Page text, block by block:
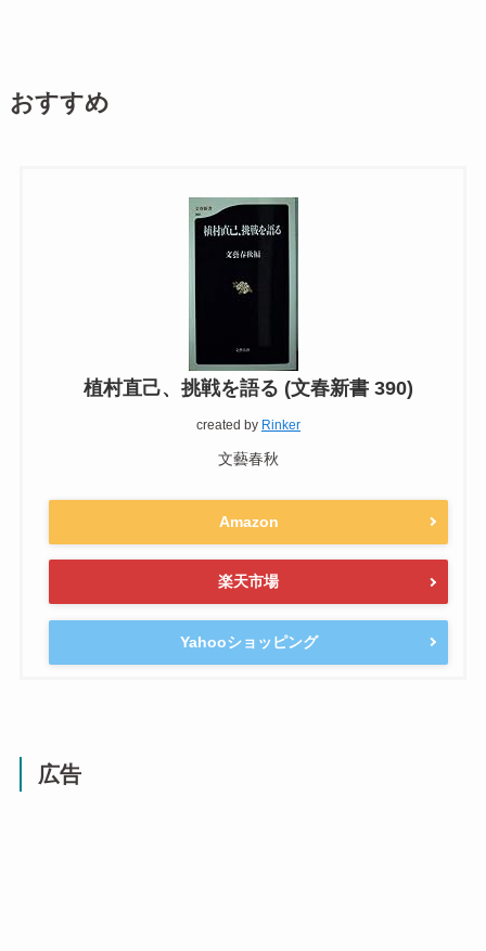
おすすめ
植村直己、挑戦を語る (文春新書 390)
created by Rinker
文藝春秋
Amazon
楽天市場
Yahooショッピング
広告